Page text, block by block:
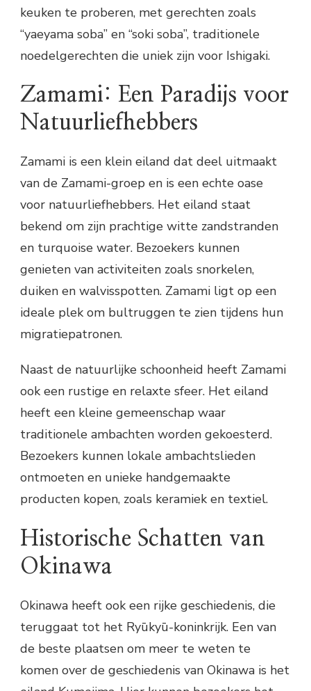
keuken te proberen, met gerechten zoals
“yaeyama soba” en “soki soba”, traditionele
noedelgerechten die uniek zijn voor Ishigaki.
Zamami: Een Paradijs voor
Natuurliefhebbers
Zamami is een klein eiland dat deel uitmaakt
van de Zamami-groep en is een echte oase
voor natuurliefhebbers. Het eiland staat
bekend om zijn prachtige witte zandstranden
en turquoise water. Bezoekers kunnen
genieten van activiteiten zoals snorkelen,
duiken en walvisspotten. Zamami ligt op een
ideale plek om bultruggen te zien tijdens hun
migratiepatronen.
Naast de natuurlijke schoonheid heeft Zamami
ook een rustige en relaxte sfeer. Het eiland
heeft een kleine gemeenschap waar
traditionele ambachten worden gekoesterd.
Bezoekers kunnen lokale ambachtslieden
ontmoeten en unieke handgemaakte
producten kopen, zoals keramiek en textiel.
Historische Schatten van
Okinawa
Okinawa heeft ook een rijke geschiedenis, die
teruggaat tot het Ryūkyū-koninkrijk. Een van
de beste plaatsen om meer te weten te
komen over de geschiedenis van Okinawa is het